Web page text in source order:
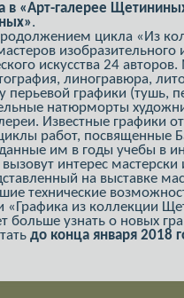
в «Арт-галерее
.
цикла «Из
искусства 24
линогравюра,
графики (тушь,
натюрморты
Известные графики
работ, посвященные
им в годы учебы в
интерес
на выставке
технические
из коллекции
больше узнать о новых
до конца января 2018